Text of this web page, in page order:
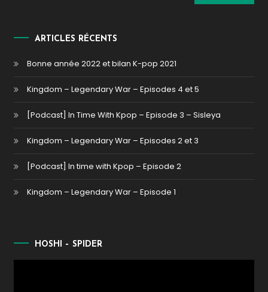
ARTICLES RÉCENTS
Bonne année 2022 et bilan K-pop 2021
Kingdom – Legendary War – Episodes 4 et 5
[Podcast] In Time With Kpop – Episode 3 – Sisleya
Kingdom – Legendary War – Episodes 2 et 3
[Podcast] In time with Kpop – Episode 2
Kingdom – Legendary War – Episode 1
HOSHI – SPIDER